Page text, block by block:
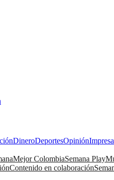
DineroDeportesOpiniónImpresa
Mejor ColombiaSemana Play
Contenido en colaboración